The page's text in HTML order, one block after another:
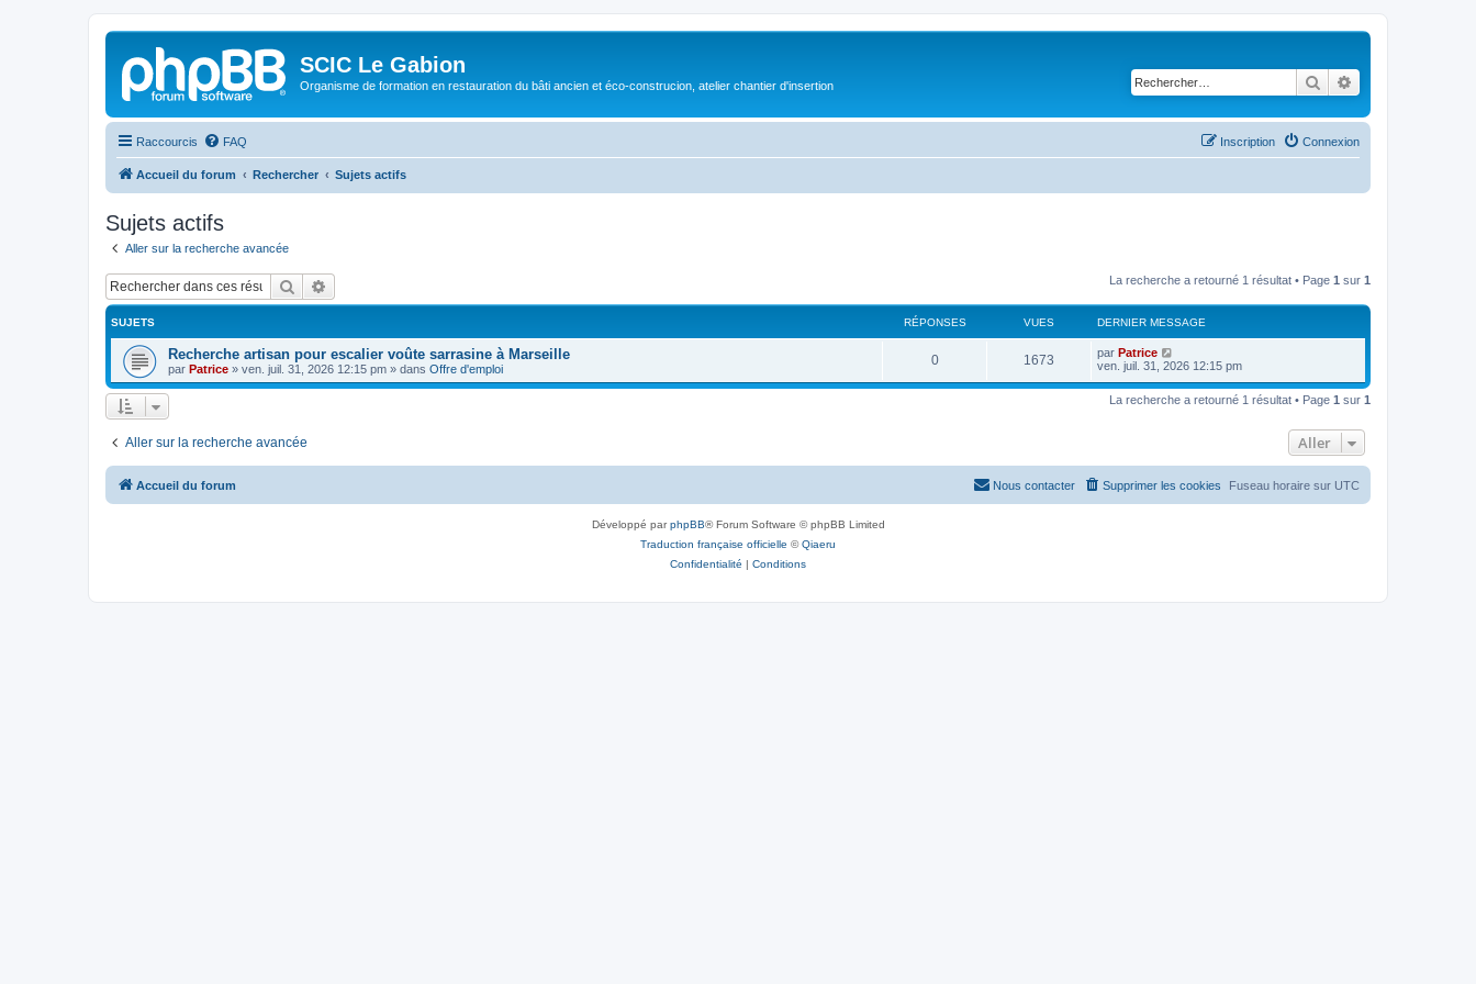
SCIC Le Gabion
Organisme de formation en restauration du bâti ancien et éco-construcion, atelier chantier d'insertion Rechercher
Raccourcis FAQ Connexion
Inscription
Accueil du forum Rechercher Sujets actifs
Sujets actifs
Aller sur la recherche avancée
Rechercher La recherche a retourné 1 résultat • Page 1 sur 1
SUJETS RÉPONSES VUES DERNIER MESSAGE
Recherche artisan pour escalier voûte sarrasine à Marseille
par Patrice » ven. juil. 31, 2026 12:15 pm » dans Offre d'emploi
0 1673 par Patrice
ven. juil. 31, 2026 12:15 pm
La recherche a retourné 1 résultat • Page 1 sur 1
Aller sur la recherche avancée Aller
Accueil du forum Fuseau horaire sur UTC
Supprimer les cookies
Nous contacter
Développé parphpBB® Forum Software © phpBB Limited
Traduction française officielle ©Qiaeru
Confidentialité | Conditions